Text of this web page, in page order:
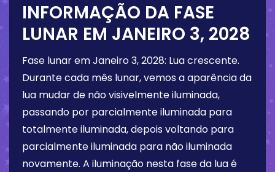
INFORMAÇÃO DA FASE
LUNAR EM JANEIRO 3, 2028
Fase lunar emJaneiro 3, 2028: Lua crescente.
Durante cada mês lunar, vemos a aparência da
lua mudar de não visivelmente iluminada,
passando por parcialmente iluminada para
totalmente iluminada, depois voltando para
parcialmente iluminada para não iluminada
novamente. A iluminação nesta fase da lua é